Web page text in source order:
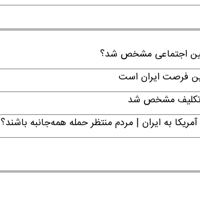
اجتماعی مشخص شد؟
فرصت ایران است
| تکلیف مشخص شد
به ایران | مردم منتظر حمله همه‌جانبه باشند؟